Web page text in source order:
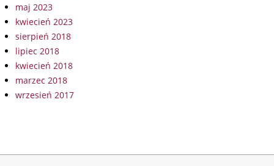
maj 2023
kwiecień 2023
sierpień 2018
lipiec 2018
kwiecień 2018
marzec 2018
wrzesień 2017